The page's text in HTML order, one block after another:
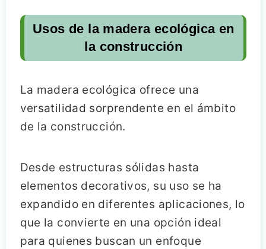
Usos de la madera ecológica en
la construcción
La madera ecológica ofrece una
versatilidad sorprendente en el ámbito
de la construcción.
Desde estructuras sólidas hasta
elementos decorativos, su uso se ha
expandido en diferentes aplicaciones, lo
que la convierte en una opción ideal
para quienes buscan un enfoque